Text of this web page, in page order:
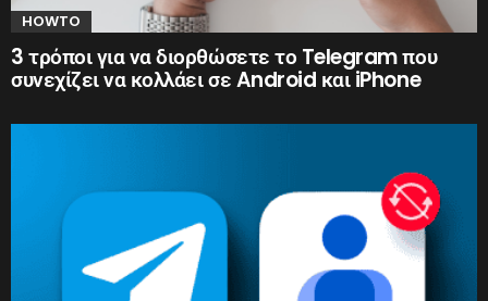
HOWTO
3 τρόποι για να διορθώσετε το Telegram που
συνεχίζει να κολλάει σε Android και iPhone